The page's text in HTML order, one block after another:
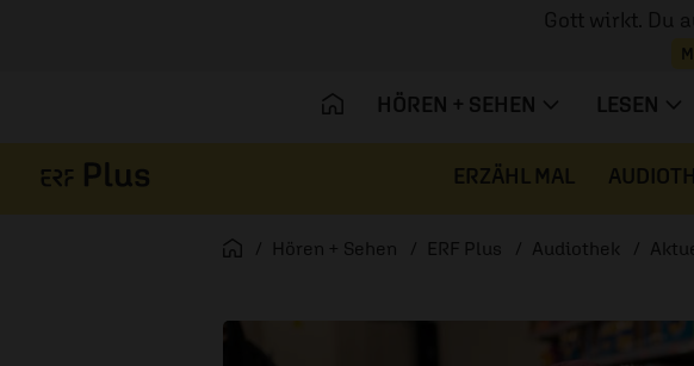
Gott wirkt. Du
HÖREN + SEHEN LESEN
ERZÄHL MAL
Startseite
Hören + Sehen ERF Plus Audiothek